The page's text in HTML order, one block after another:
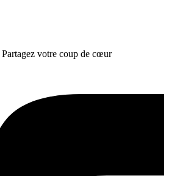
Partagez votre coup de cœur